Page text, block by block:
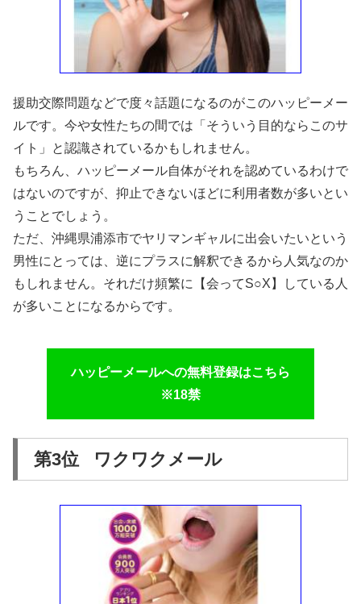
援助交際問題などで度々話題になるのがこのハッピーメー
ルです。今や女性たちの間では「そういう目的ならこのサ
イト」と認識されているかもしれません。
もちろん、ハッピーメール自体がそれを認めているわけで
はないのですが、抑止できないほどに利用者数が多いとい
うことでしょう。
ただ、沖縄県浦添市でヤリマンギャルに出会いたいという
男性にとっては、逆にプラスに解釈できるから人気なのか
もしれません。それだけ頻繁に【会ってS○X】している人
が多いことになるからです。
ハッピーメールへの無料登録はこちら
※18禁
第3位 ワクワクメール